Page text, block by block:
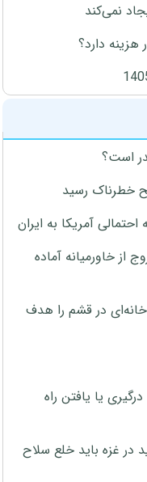
نمی‌کند
دارد؟
خطرناک رسید
آمریکا به ایران
از خاورمیانه آماده
پوندی آمریکا خانه‌ای در قشم را هدف
یا یافتن راه
غزه باید خلع سلاح